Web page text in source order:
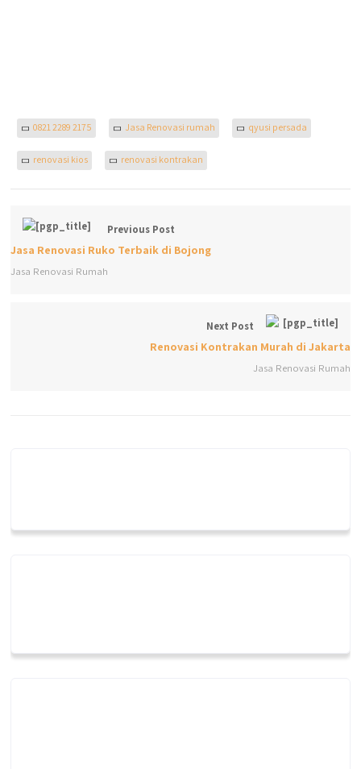
0821 2289 2175 Jasa Renovasi rumah qyusi persada
renovasi kios renovasi kontrakan
Previous Post
Jasa Renovasi Ruko Terbaik di Bojong
Jasa Renovasi Rumah
Next Post
Renovasi Kontrakan Murah di Jakarta
Jasa Renovasi Rumah